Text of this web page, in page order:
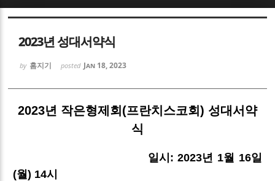
2023년 성대서약식
by 홈지기 posted Jan 18, 2023
2023년 작은형제회(프란치스코회) 성대서약
식
일시: 2023년 1월 16일
(월) 14시
Sketchbook5, 스케치북5
Sketchbook5, 스케치북5
Sketchbook5, 스케치북5
Sketchbook5, 스케치북5